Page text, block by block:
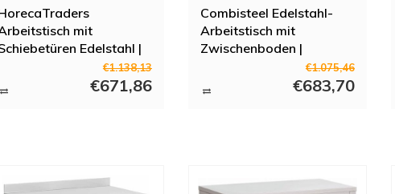
mit
Edelstahl |
€1.138,13
€671,86
Combisteel Edelstahl-
Arbeitstisch mit
Zwischenboden |
140x70x(H)85cm€1.075,46
€683,70